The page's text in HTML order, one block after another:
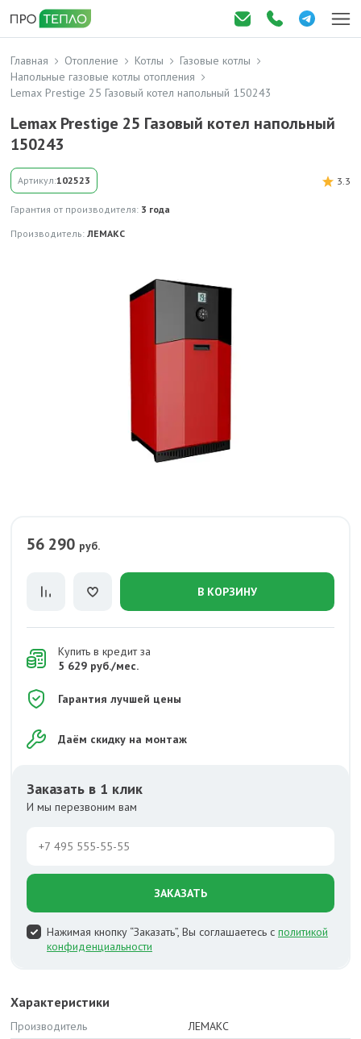
Главная Отопление Котлы
Газовые котлы
Напольные газовые котлы отопления
Lemax Prestige 25 Газовый котел напольный 150243
Lemax Prestige 25 Газовый котел напольный
150243
Артикул:102523
Гарантия от производителя: 3 года
Производитель: ЛЕМАКС
3.3
56 290 руб.
В КОРЗИНУ
Купить в кредит за
5 629 руб./мес.
Гарантия лучшей цены
Даём скидку на монтаж
Заказать в 1 клик
И мы перезвоним вам
ЗАКАЗАТЬ
Нажимая кнопку “Заказать”, Вы соглашаетесь с политикой
конфиденциальности
Характеристики
Производитель
ЛЕМАКС